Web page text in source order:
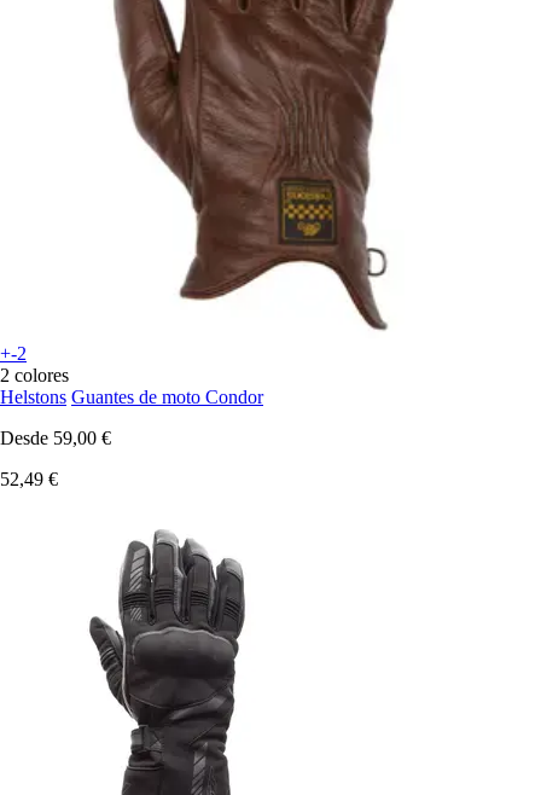
+-2
2 colores
Helstons Guantes de moto Condor
Desde 59,00 €
52,49 €